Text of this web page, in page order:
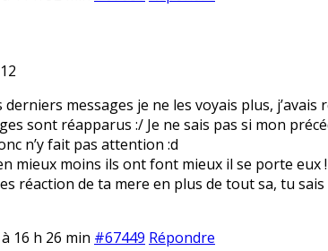
messages je ne les voyais plus,
sont réapparus :/ Je ne sais pas si mon
n’y fait pas attention :d
mieux moins ils ont font mieux il se porte eux
réaction de ta mere en plus de tout sa, tu
16 h 26 min #67449 Répondre